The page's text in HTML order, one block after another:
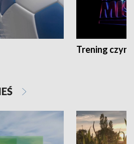
Trening czyni